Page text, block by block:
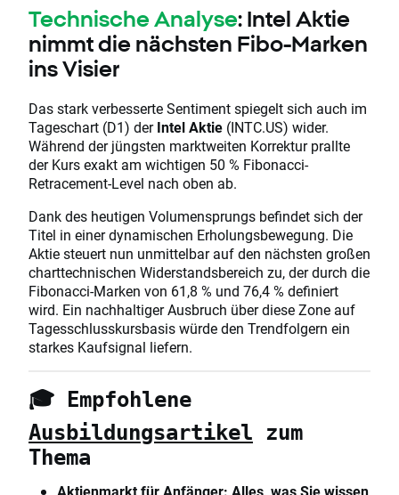
Technische Analyse: Intel Aktie
nimmt die nächsten Fibo-Marken
ins Visier
Das stark verbesserte Sentiment spiegelt sich auch im
Tageschart (D1) derIntel Aktie (INTC.US) wider.
Während der jüngsten marktweiten Korrektur prallte
der Kurs exakt am wichtigen 50 % Fibonacci-
Retracement-Level nach oben ab.
Dank des heutigen Volumensprungs befindet sich der
Titel in einer dynamischen Erholungsbewegung. Die
Aktie steuert nun unmittelbar auf den nächsten großen
charttechnischen Widerstandsbereich zu, der durch die
Fibonacci-Marken von 61,8 % und 76,4 % definiert
wird. Ein nachhaltiger Ausbruch über diese Zone auf
Tagesschlusskursbasis würde den Trendfolgern ein
starkes Kaufsignal liefern.
🎓 Empfohlene
Ausbildungsartikel zum
Thema
Aktienmarkt für Anfänger: Alles, was Sie wissen